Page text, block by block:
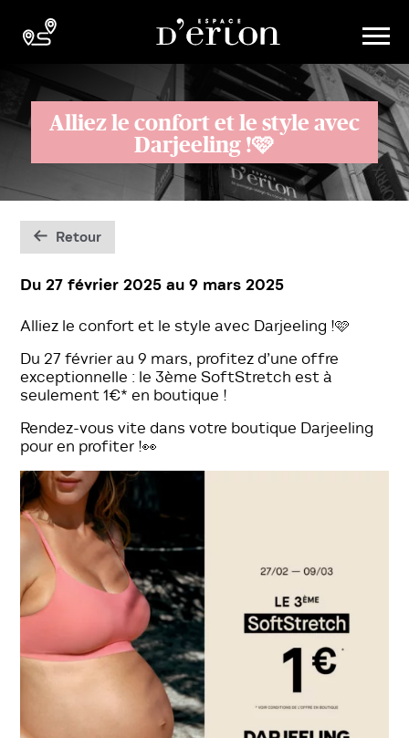
Alliez le confort et le style avec
Darjeeling !🩷
Retour
Du 27 février 2025 au9 mars 2025
Alliez le confort et le style avec Darjeeling !🩷
Du 27 février au 9 mars, profitez d’une offre
exceptionnelle : le 3ème SoftStretch est à
seulement 1€* en boutique !
Rendez-vous vite dans votre boutique Darjeeling
pour en profiter !👀